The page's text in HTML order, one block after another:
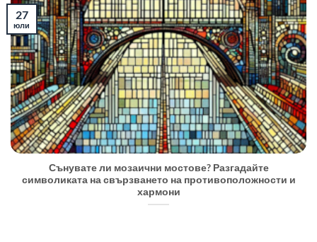
Сънувате ли мозаични мостове? Разгадайте
символиката на свързването на противоположности и
хармони
27
юли